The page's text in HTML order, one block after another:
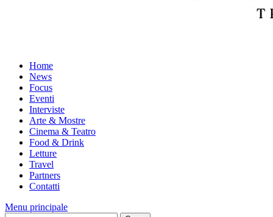
Home
News
Focus
Eventi
Interviste
Arte & Mostre
Cinema & Teatro
Food & Drink
Letture
Travel
Partners
Contatti
Menu principale